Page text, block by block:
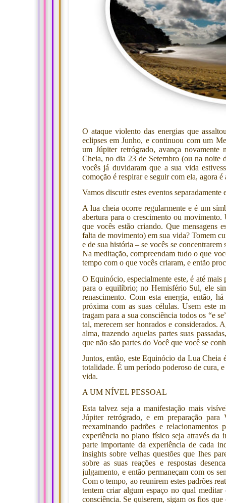
O ataque violento das energias que
eclipses em Junho, e continuou com um
um Júpiter retrógrado, avança
Cheia, no dia 23 de Setembro (ou na noite
vocês já duvidaram que a sua vida
comoção é respirar e seguir com ela, agora
Vamos discutir estes eventos separadamente
A lua cheia ocorre regularmente e é um
abertura para o crescimento ou movimento.
que vocês estão criando. Que mensagens
falta de movimento) em sua vida? Tomem
e de sua história – se vocês se
Na meditação, compreendam tudo o que
tempo com o que vocês criaram, e então
O Equinócio, especialmente este, é até
para o equilíbrio; no Hemisfério Sul, ele
renascimento. Com esta energia, então,
próxima com as suas células. Usem este
tragam para a sua consciência todos os “e
tal, merecem ser honrados e considerados.
alma, trazendo aquelas partes suas
que não são partes do Você que você se
Juntos, então, este Equinócio da Lua
totalidade. É um período poderoso de cura,
vida.
A UM NÍVEL PESSOAL
Esta talvez seja a manifestação mais
Júpiter retrógrado, e em preparação
reexaminando padrões e
experiência no plano físico seja através da
parte importante da experiência de cada
insights sobre velhas questões que lhes
sobre as suas reações e respostas
julgamento, e então permaneçam com os
Com o tempo, ao reunirem estes padrões
tentem criar algum espaço no qual meditar
consciência. Se quiserem, sigam os fios